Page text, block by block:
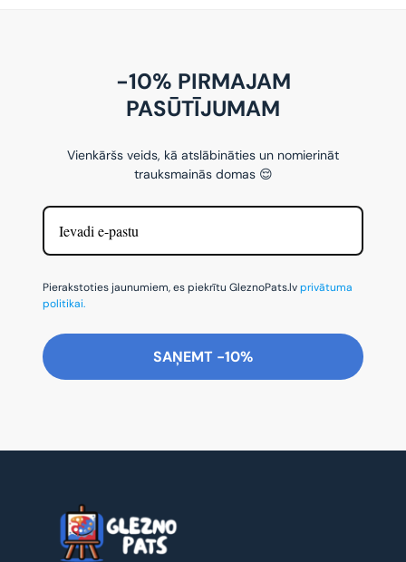
-10% PIRMAJAM
PASŪTĪJUMAM
Vienkāršs veids, kā atslābināties un nomierināt
trauksmainās domas 😌
Pierakstoties jaunumiem, es piekrītu GleznoPats.lvprivātuma
politikai.
SAŅEMT -10%